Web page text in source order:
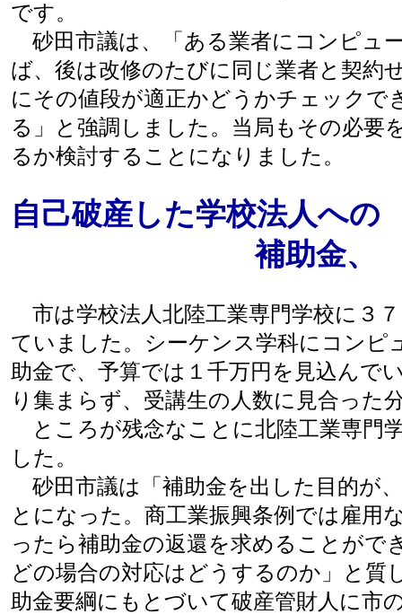
です。
砂田市議は、「ある業者にコンピュ
ば、後は改修のたびに同じ業者と契約
にその値段が適正かどうかチェックで
る」と強調しました。当局もその必要
るか検討することになりました。
自己破産した学校法人への
補助金、 返
市は学校法人北陸工業専門学校に３
ていました。シーケンス学科にコンピ
助金で、予算では１千万円を見込んで
り集まらず、受講生の人数に見合った
ところが残念なことに北陸工業専門
した。
砂田市議は「補助金を出した目的が
とになった。商工業振興条例では雇用
ったら補助金の返還を求めることがで
どの場合の対応はどうするのか」と質
助金要綱にもとづいて破産管財人に市